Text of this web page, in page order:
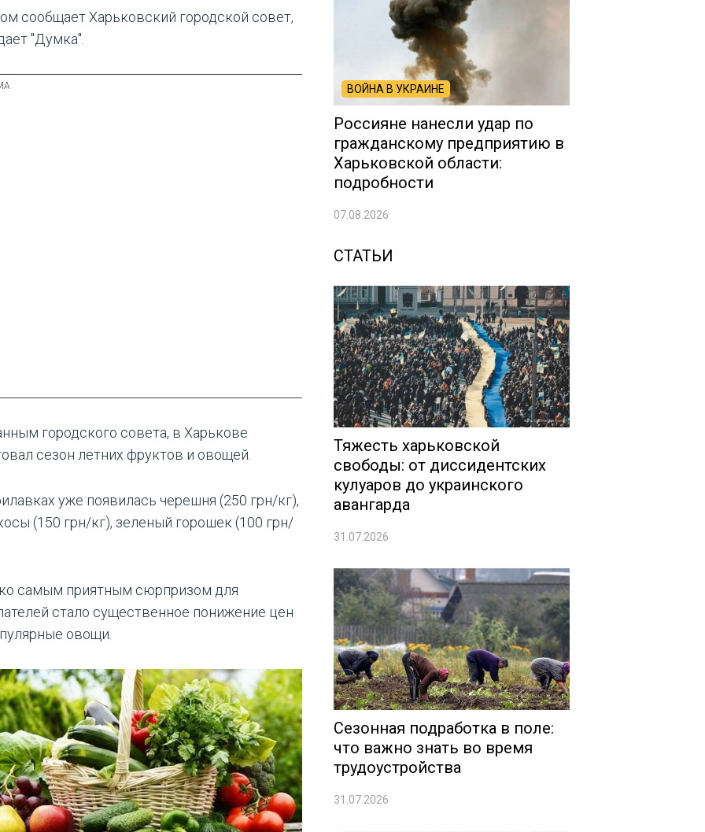
сообщает Харьковский городской совет,
"Думка".
городского совета, в Харькове
сезон летних фруктов и овощей.
уже появилась черешня (250 грн/кг),
(150 грн/кг), зеленый горошек (100 грн/
самым приятным сюрпризом для
стало существенное понижение цен
овощи.
ВОЙНА В УКРАИНЕ
Россияне нанесли удар по
гражданскому предприятию в
Харьковской области:
подробности
07.08.2026
СТАТЬИ
Тяжесть харьковской
свободы: от диссидентских
кулуаров до украинского
авангарда
31.07.2026
Сезонная подработка в поле:
что важно знать во время
трудоустройства
31.07.2026